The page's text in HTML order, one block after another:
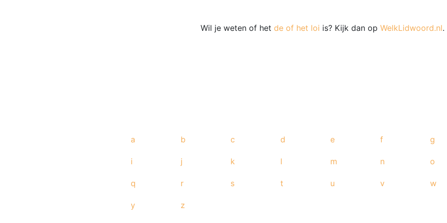
Wil je weten of het de of het loi is? Kijk dan op WelkLidwoord.nl.
a b c d e f g
i j k l m n o
q r s t u v w
y z